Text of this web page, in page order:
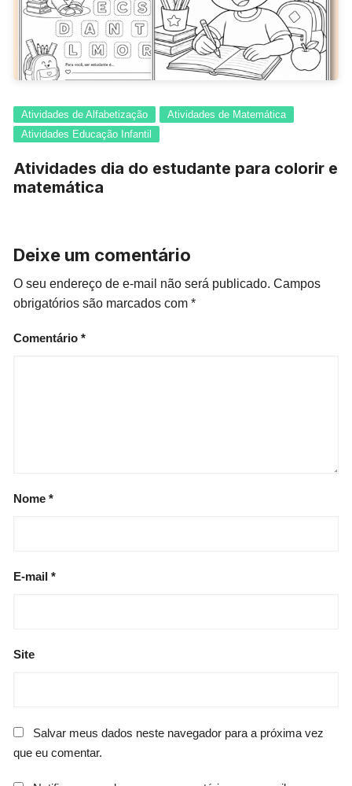
Atividades de Alfabetização
Atividades de Matemática
Atividades Educação Infantil
Atividades dia do estudante para colorir e
matemática
Deixe um comentário
O seu endereço de e-mail não será publicado. Campos
obrigatórios são marcados com*
Comentário*
Nome*
E-mail*
Site
Salvar meus dados neste navegador para a próxima vez
que eu comentar.